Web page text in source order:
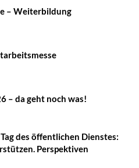
– Weiterbildung
– da geht noch was!
des öffentlichen Dienstes:
Perspektiven